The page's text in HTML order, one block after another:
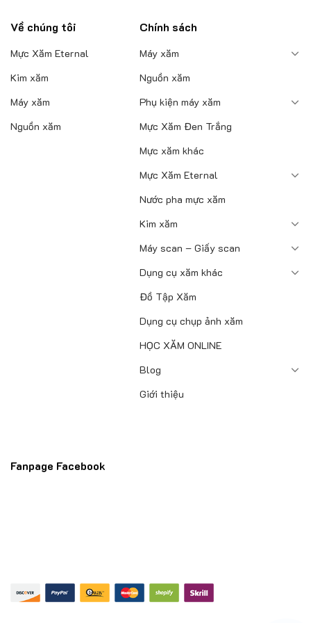
Về chúng tôi
Mực Xăm Eternal
Kim xăm
Máy xăm
Nguồn xăm
Chính sách
Máy xăm
Nguồn xăm
Phụ kiện máy xăm
Mực Xăm Đen Trắng
Mực xăm khác
Mực Xăm Eternal
Nước pha mực xăm
Kim xăm
Máy scan – Giấy scan
Dụng cụ xăm khác
Đồ Tập Xăm
Dụng cụ chụp ảnh xăm
HỌC XĂM ONLINE
Blog
Giới thiệu
Fanpage Facebook